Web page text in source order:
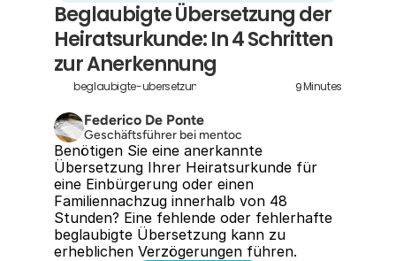
Beglaubigte Übersetzung der
Heiratsurkunde: In 4 Schritten
zur Anerkennung
beglaubigte-ubersetzung-heiratsurkunde 9Minutes
Federico De Ponte
Geschäftsführer bei mentoc
Benötigen Sie eine anerkannte
Übersetzung Ihrer Heiratsurkunde für
eine Einbürgerung oder einen
Familiennachzug innerhalb von 48
Stunden? Eine fehlende oder fehlerhafte
beglaubigte Übersetzung kann zu
erheblichen Verzögerungen führen.